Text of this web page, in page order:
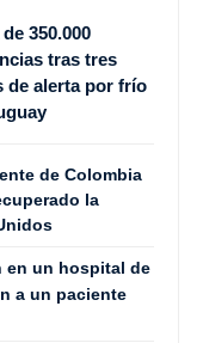
350.000
tras tres
de alerta por frío
de Colombia
la
en un hospital de
a un paciente